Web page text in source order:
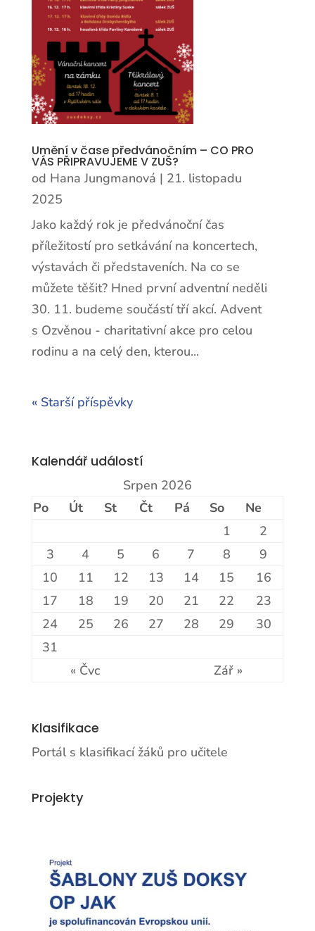
Umění v čase předvánočním – CO PRO
VÁS PŘIPRAVUJEME V ZUŠ?
od Hana Jungmanová | 21. listopadu
2025
Jako každý rok je předvánoční čas
příležitostí pro setkávání na koncertech,
výstavách či představeních. Na co se
můžete těšit? Hned první adventní neděli
30. 11. budeme součástí tří akcí. Advent
s Ozvěnou - charitativní akce pro celou
rodinu a na celý den, kterou...
« Starší příspěvky
Kalendář událostí
Srpen 2026
Po
Út St Čt Pá So
Ne
1
2
3
4 5 6 7 8
9
10
11 12 13 14 15
16
17
18 19 20 21 22
23
24
25 26 27 28 29
30
31
« Čvc
Zář »
Klasifikace
Portál s klasifikací žáků pro učitele
Projekty